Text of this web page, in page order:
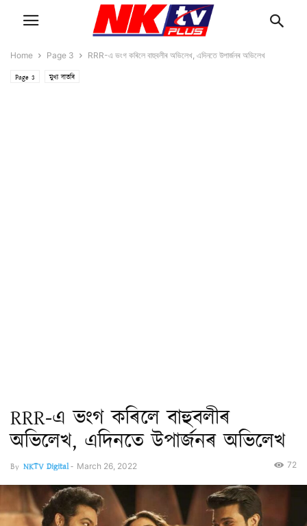
Home Page 3 RRR-এ ভংগ কৰিলে বাহুবলীৰ অভিলেখ, এদিনতে উপাৰ্জনৰ অভিলেখ
Page 3 মুখ্য বাতৰি
RRR-এ ভংগ কৰিলে বাহুবলীৰ
অভিলেখ, এদিনতে উপাৰ্জনৰ অভিলেখ
By NKTV Digital- March 26, 2022 72